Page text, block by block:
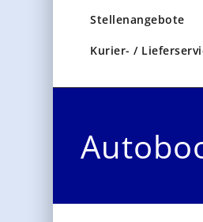
Stellenangebote
Kurier- /